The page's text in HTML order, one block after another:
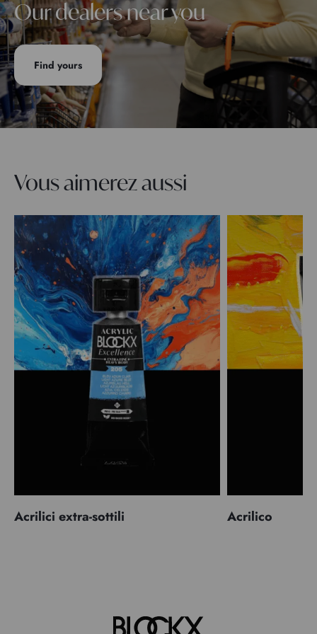
Our dealers near you
Find yours
Vous aimerez aussi
Acrilici extra-sottili Acrilico